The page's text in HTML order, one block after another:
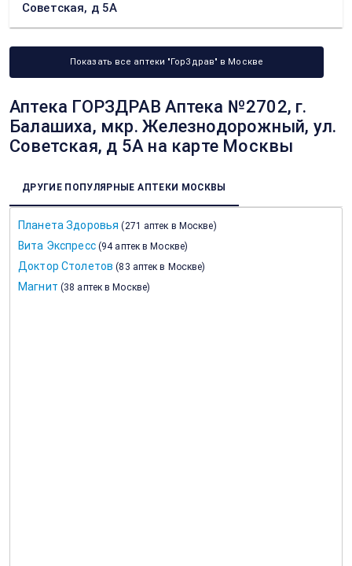
Советская, д 5А
Показать все аптеки "ГорЗдрав" в Москве
Аптека ГОРЗДРАВ Аптека №2702, г.
Балашиха, мкр. Железнодорожный, ул.
Советская, д 5А на карте Москвы
ДРУГИЕ ПОПУЛЯРНЫЕ АПТЕКИ МОСКВЫ
Планета Здоровья (271 аптек в Москве)
Вита Экспресс (94 аптек в Москве)
Доктор Столетов (83 аптек в Москве)
Магнит (38 аптек в Москве)